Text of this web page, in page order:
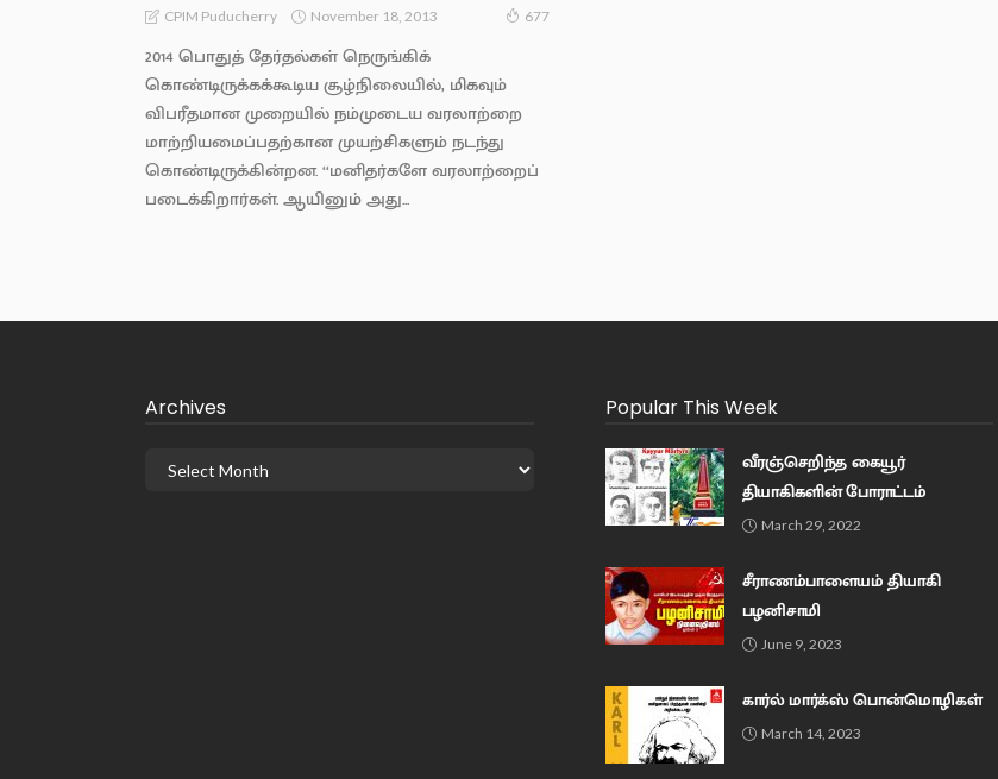
CPIM Puducherry November 18, 2013 677
2014 பொதுத் தேர்தல்கள் நெருங்கிக்
கொண்டிருக்கக்கூடிய சூழ்நிலையில், மிகவும்
விபரீதமான முறையில் நம்முடைய வரலாற்றை
மாற்றியமைப்பதற்கான முயற்சிகளும் நடந்து
கொண்டிருக்கின்றன. ‘‘மனிதர்களே வரலாற்றைப்
படைக்கிறார்கள். ஆயினும் அது...
Archives Popular This Week
வீரஞ்செறிந்த கையூர்
தியாகிகளின் போராட்டம்
March 29, 2022
சீராணம்பாளையம் தியாகி
பழனிசாமி
June 9, 2023
கார்ல் மார்க்ஸ் பொன்மொழிகள்
March 14, 2023